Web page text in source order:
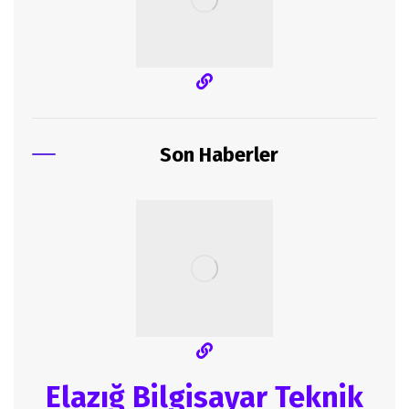
Son Haberler
Elazığ Bilgisayar Teknik